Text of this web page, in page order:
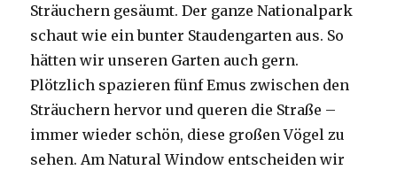
Sträuchern gesäumt. Der ganze Nationalpark
schaut wie ein bunter Staudengarten aus. So
hätten wir unseren Garten auch gern.
Plötzlich spazieren fünf Emus zwischen den
Sträuchern hervor und queren die Straße –
immer wieder schön, diese großen Vögel zu
sehen. Am Natural Window entscheiden wir